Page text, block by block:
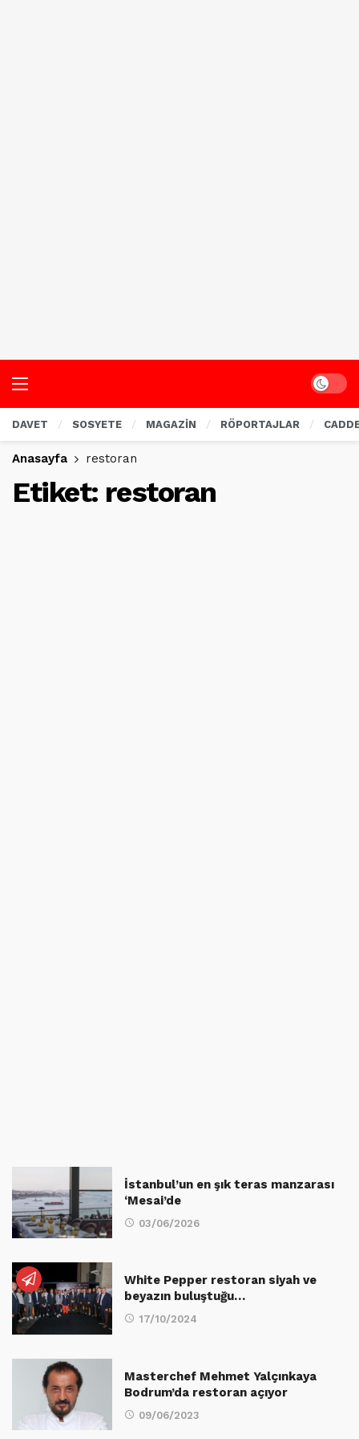
Dark
DAVET SOSYETE MAGAZİN RÖPORTAJLAR
Anasayfa restoran
Etiket: restoran
İstanbul’un en şık teras manzarası
‘Mesai’de
03/06/2026
White Pepper restoran siyah ve
beyazın buluştuğu…
17/10/2024
Masterchef Mehmet Yalçınkaya
Bodrum’da restoran açıyor
09/06/2023